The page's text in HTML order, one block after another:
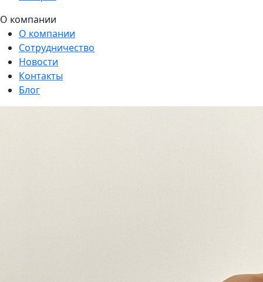
О компании
О компании
Сотрудничество
Новости
Контакты
Блог